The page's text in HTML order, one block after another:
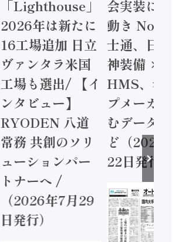
「Lighthouse」
2026年は新たに
16工場追加 日立
ヴァンタラ米国
工場も選出/ 【イ
ンタビュー】
RYODEN 八道
常務 共創のソリ
ューションパー
トナーへ /
（2026年7月29
日発行）
会実装に活
動き
士通、日立
神装備 ×
HMS、老舗
プメーカー
むデータ活
ど（2026年
22日発行）